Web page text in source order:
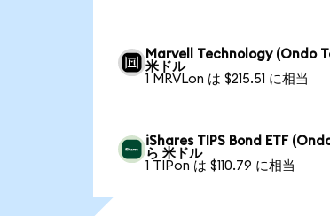
Marvell Technology (Ondo
米ドル
1 MRVLon は $215.51 に相当
iShares TIPS Bond ETF
ら 米ドル
1 TIPon は $110.79 に相当